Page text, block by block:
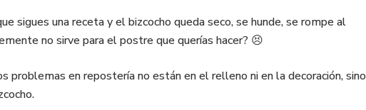
sigues una receta y el bizcocho queda seco, se hunde, se rompe al
no sirve para el postre que querías hacer? 😣
problemas en repostería no están en el relleno ni en la decoración, sino